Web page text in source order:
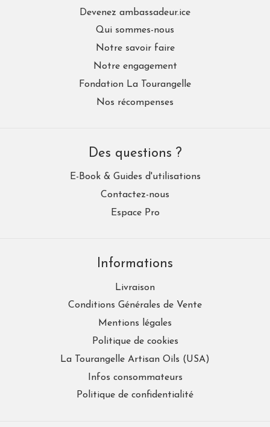
Devenez ambassadeur.ice
Qui sommes-nous
Notre savoir faire
Notre engagement
Fondation La Tourangelle
Nos récompenses
Des questions ?
E-Book & Guides d'utilisations
Contactez-nous
Espace Pro
Informations
Livraison
Conditions Générales de Vente
Mentions légales
Politique de cookies
La Tourangelle Artisan Oils (USA)
Infos consommateurs
Politique de confidentialité